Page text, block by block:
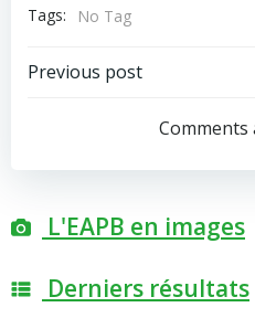
Tags:
No Tag
Post
navigation
Previous post
Comments
L'EAPB en images
Derniers résultats